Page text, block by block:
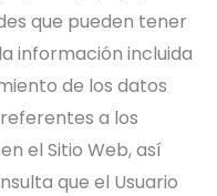
que pueden tener
información incluida
de los datos
a los
el Sitio Web, así
que el Usuario